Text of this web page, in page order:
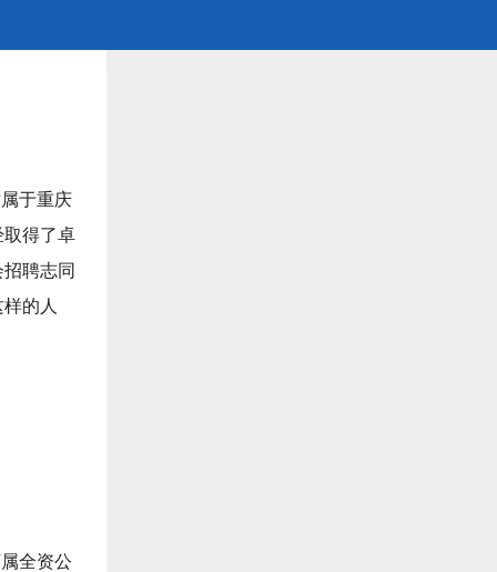
于重庆
取得了卓
聘志同
的人
全资公